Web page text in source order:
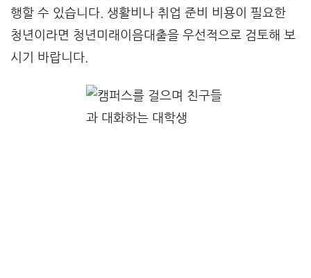
행할 수 있습니다. 생활비나 취업 준비 비용이 필요한
청년이라면 청년미래이음대출을 우선적으로 검토해 보
시기 바랍니다.